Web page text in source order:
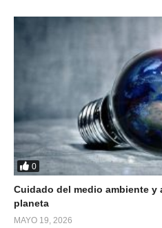
0
Cuidado del medio ambiente y
planeta
MAYO 19, 2026